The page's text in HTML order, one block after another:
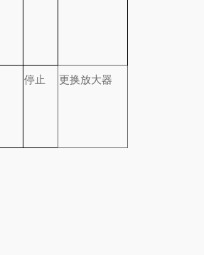
停止 更换放大器